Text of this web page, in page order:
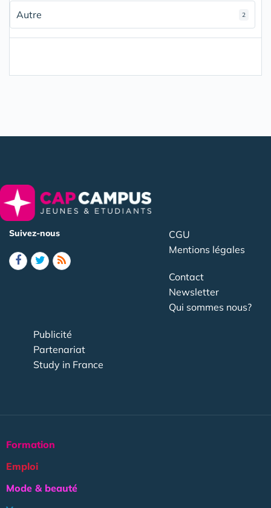
Autre 2
Suivez-nous
CGU
Mentions légales
Contact
Newsletter
Qui sommes nous?
Publicité
Partenariat
Study in France
Formation
Emploi
Mode & beauté